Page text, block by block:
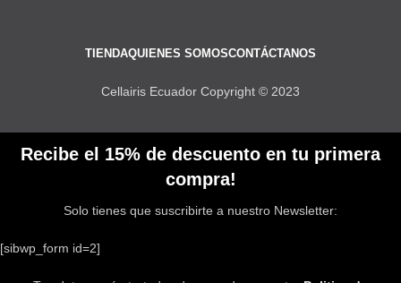
TIENDAQUIENES SOMOSCONTÁCTANOS
Cellairis Ecuador Copyright © 2023
Recibe el 15% de descuento en tu primera
compra!
Solo tienes que suscribirte a nuestro Newsletter:
[sibwp_form id=2]